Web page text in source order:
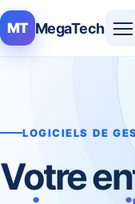
MT MegaTech
LOGICIELS DE
Votre